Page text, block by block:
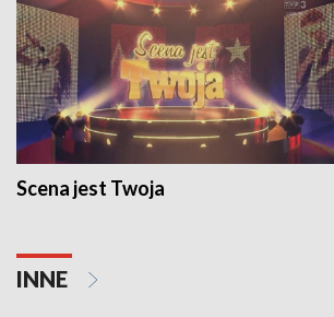
Scena jest Twoja
INNE